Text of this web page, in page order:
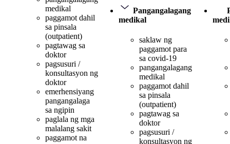
medikal
paggamot dahil
sa pinsala
(outpatient)
pagtawag sa
doktor
pagsusuri /
konsultasyon ng
doktor
emerhensiyang
pangangalaga
sa ngipin
paglala ng mga
malalang sakit
paggamot na
Pangangalagang
medikal
saklaw ng
paggamot para
sa covid-19
pangangalagang
medikal
paggamot dahil
sa pinsala
(outpatient)
pagtawag sa
doktor
pagsusuri /
konsultasyon ng